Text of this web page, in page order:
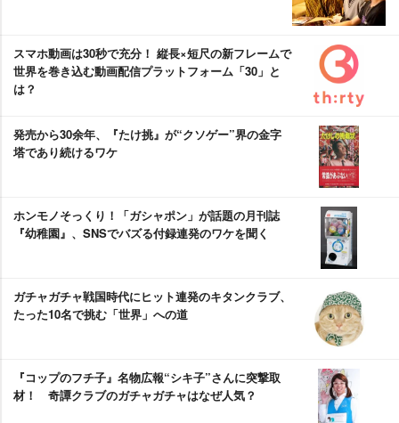
スマホ動画は30秒で充分！ 縦長×短尺の新フレームで
世界を巻き込む動画配信プラットフォーム「30」と
は？
発売から30余年、『たけ挑』が“クソゲー”界の金字
塔であり続けるワケ
ホンモノそっくり！「ガシャポン」が話題の月刊誌
『幼稚園』、SNSでバズる付録連発のワケを聞く
ガチャガチャ戦国時代にヒット連発のキタンクラブ、
たった10名で挑む「世界」への道
『コップのフチ子』名物広報“シキ子”さんに突撃取
材！ 奇譚クラブのガチャガチャはなぜ人気？